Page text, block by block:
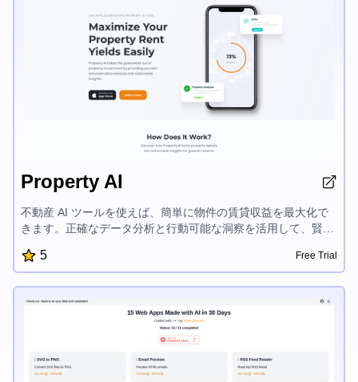
Property AI
不動産 AI ツールを使えば、簡単に物件の賃貸収益を最大化で
きます。正確なデータ分析と行動可能な洞察を活用して、賢明
評価し、リターンを伸ばすための的確なアドバイスを得られま
す。不動産市場でより高い成功を収めるために、AI 駆動の物件
インサイトの力を発揮しましょう。
5 Free Trial